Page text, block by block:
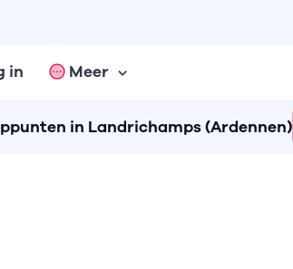
in Meer
in Landrichamps (Ardennen)